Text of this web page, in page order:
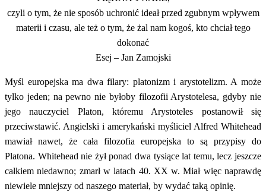
czyli o tym, że nie sposób uchronić ideał przed zgubnym wpływem
materii i czasu, ale też o tym, że żal nam kogoś, kto chciał tego
dokonać
Esej – Jan Zamojski
Myśl europejska ma dwa filary: platonizm i arystotelizm. A może
tylko jeden; na pewno nie byłoby filozofii Arystotelesa, gdyby nie
jego nauczyciel Platon, któremu Arystoteles postanowił się
przeciwstawić. Angielski i amerykański myśliciel Alfred Whitehead
mawiał nawet, że cała filozofia europejska to są przypisy do
Platona. Whitehead nie żył ponad dwa tysiące lat temu, lecz jeszcze
całkiem niedawno; zmarł w latach 40. XX w. Miał więc naprawdę
niewiele mniejszy od naszego materiał, by wydać taką opinię.